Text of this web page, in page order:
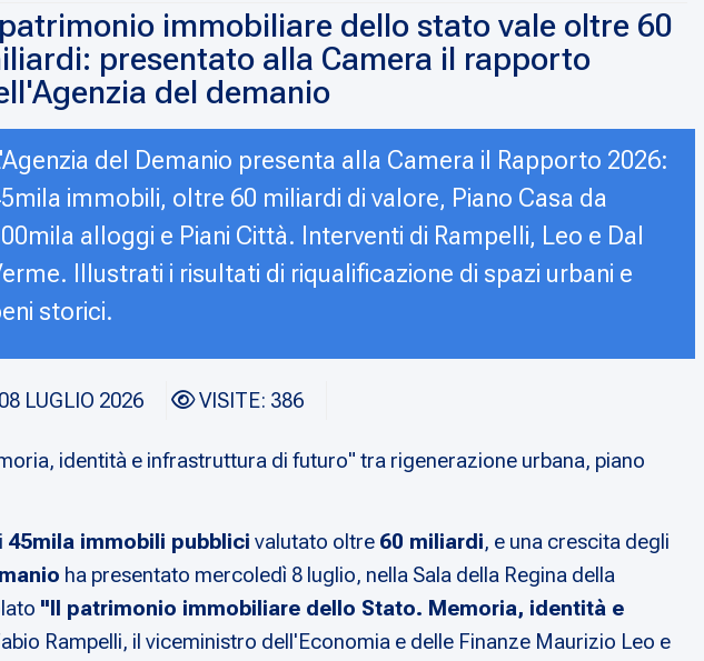
immobiliare dello stato vale oltre 60
presentato alla Camera il rapporto
del demanio
del Demanio presenta alla Camera il Rapporto 2026:
immobili, oltre 60 miliardi di valore, Piano Casa da
alloggi e Piani Città. Interventi di Rampelli, Leo e Dal
Illustrati i risultati di riqualificazione di spazi urbani e
storici.
08 LUGLIO 2026 VISITE: 386
identità e infrastruttura di futuro" tra rigenerazione urbana, piano
45mila immobili pubblici valutato oltre 60 miliardi, e una crescita degli
ha presentato mercoledì 8 luglio, nella Sala della Regina della
"Il patrimonio immobiliare dello Stato. Memoria, identità e
Rampelli, il viceministro dell'Economia e delle Finanze Maurizio Leo e